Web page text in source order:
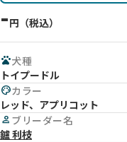
-円（税込）
pets犬種
トイプードル
paletteカラー
レッド、アプリコット
person ブリーダー名
鑪 利枝